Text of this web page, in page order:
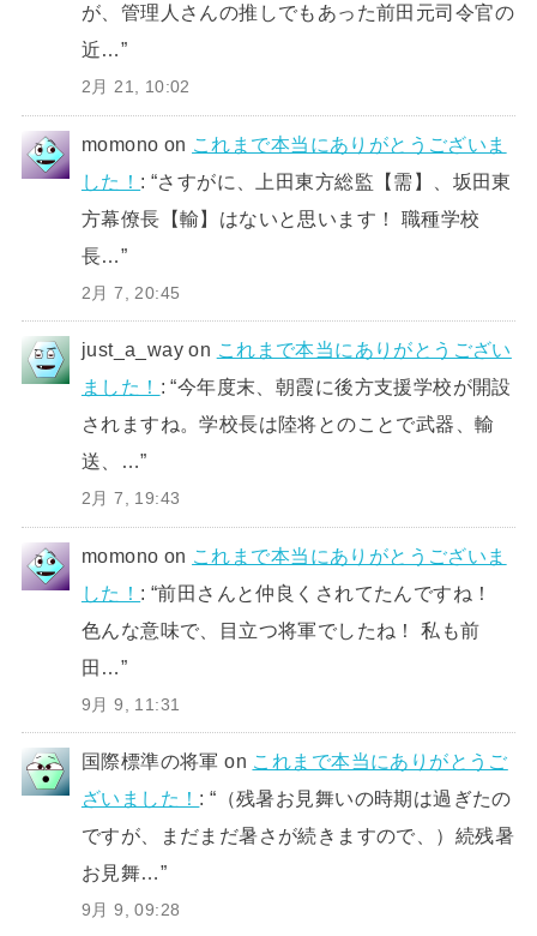
が、管理人さんの推しでもあった前田元司令官の
近…”
2月 21, 10:02
momono on これまで本当にありがとうございま
した！ : “さすがに、上田東方総監【需】、坂田東
方幕僚長【輸】はないと思います！ 職種学校
長…”
2月 7, 20:45
just_a_way on これまで本当にありがとうござい
ました！ : “今年度末、朝霞に後方支援学校が開設
されますね。学校長は陸将とのことで武器、輸
送、…”
2月 7, 19:43
momono on これまで本当にありがとうございま
した！ : “前田さんと仲良くされてたんですね！
色んな意味で、目立つ将軍でしたね！ 私も前
田…”
9月 9, 11:31
国際標準の将軍 on これまで本当にありがとうご
ざいました！ : “ （残暑お見舞いの時期は過ぎたの
ですが、まだまだ暑さが続きますので、）続残暑
お見舞…”
9月 9, 09:28